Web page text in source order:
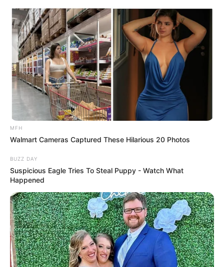
เงินทองไหลออกมากกว่าเข้า มีเรื่องให้ต้องเสียอยู่ตลอด
เวลา เจอะเจอใครก็พูดเรื่องหยิบยืมเงิน เริ่มรู้สึกเซ็งๆ แต่
ช่วงปลายได้เฮ มีลาภฟลุ้คๆ ช่องทางทำเงินเริ่มเห็นชัดขึ้น
ความรักหงอยเหงา แอบรักเขาข้างเดียว ที่มีแฟนอยู่แล้วก็
บึ้งตึงกันบ่อย แถมอาจถูกนอกใจด้วย ทำตัวน่ารักๆ เข้าไว้จะ
ได้ไม่มีปัญหา
MFH
Walmart Cameras Captured These Hilarious 20 Photos
BUZZ DAY
Suspicious Eagle Tries To Steal Puppy - Watch What
Happened